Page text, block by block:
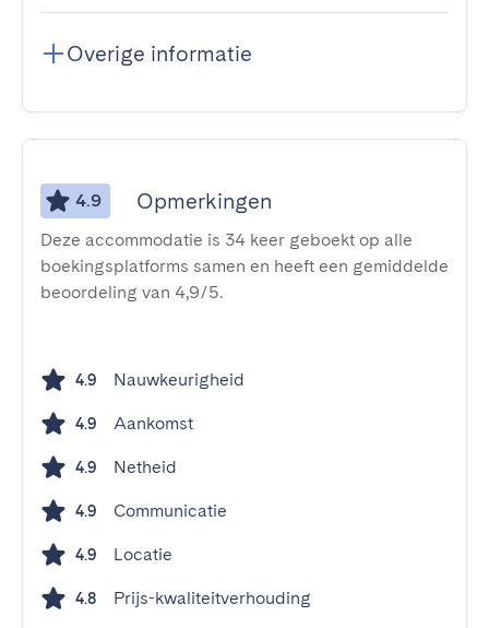
Overige informatie
4.9 Opmerkingen
Deze accommodatie is 34 keer geboekt op alle
boekingsplatforms samen en heeft een gemiddelde
beoordeling van 4,9/5.
4.9 Nauwkeurigheid
4.9 Aankomst
4.9 Netheid
4.9 Communicatie
4.9 Locatie
4.8 Prijs-kwaliteitverhouding